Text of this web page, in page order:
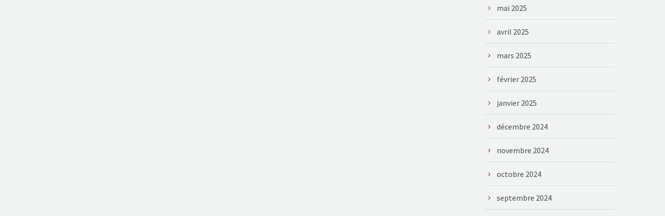
mai 2025
avril 2025
mars 2025
février 2025
janvier 2025
décembre 2024
novembre 2024
octobre 2024
septembre 2024